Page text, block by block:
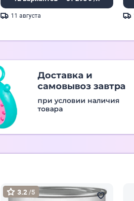
11 августа
Доставка и
самовывоз завтра
при условии наличия
товара
3.2/5